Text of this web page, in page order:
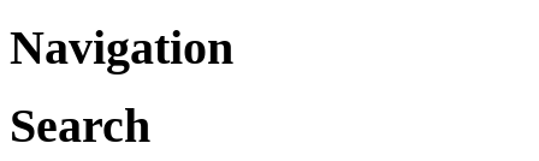
Navigation
Search